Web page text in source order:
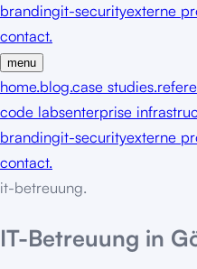
brandingit-securityexterne
contact.
menu
home.blog.case studies.
code labsenterprise
brandingit-securityexterne
contact.
it-betreuung.
IT-Betreuung in